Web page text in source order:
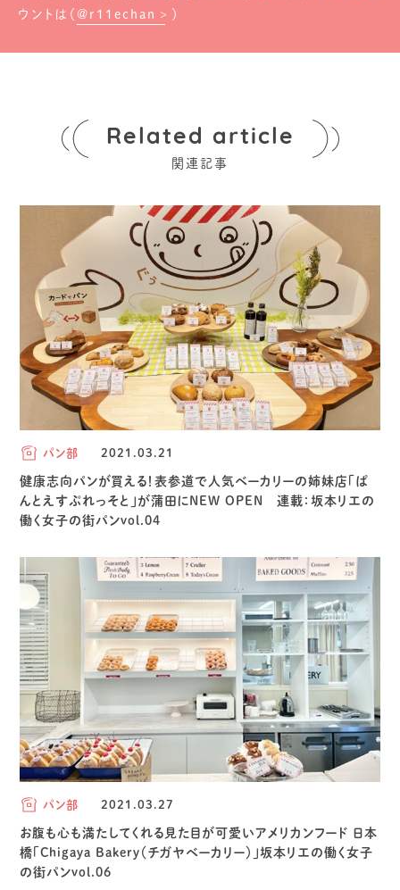
ウントは（ @r11echan ）
Related article
関連記事
パン部 2021.03.21
健康志向パンが買える！表参道で人気ベーカリーの姉妹店「ぱ
んとえすぷれっそと」が蒲田にNEW OPEN 連載：坂本リエの
働く女子の街パンvol.04
パン部 2021.03.27
お腹も心も満たしてくれる見た目が可愛いアメリカンフード 日本
橋「Chigaya Bakery（チガヤベーカリー）」坂本リエの働く女子
の街パンvol.06